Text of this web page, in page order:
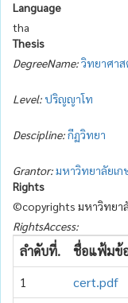
Language
tha
Thesis
DegreeName:วิทยาศา
Level:ปริญญาโท
Descipline:กีฏวิทยา
Grantor:มหาวิทยาลัยเ
Rights
©copyrights มหาวิทยา
RightsAccess:
ลำดับที่. ชื่อแฟ้มข้
1
cert.pdf